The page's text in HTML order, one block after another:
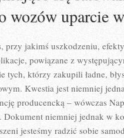
wozów uparcie
przy jakimś uszkodzeniu,
powiązane z
tych, którzy zakupili ładne,
Kwestia jest niemniej
producencką – wówczas
Dokument niemniej jednak w
jesteśmy radzić sobie